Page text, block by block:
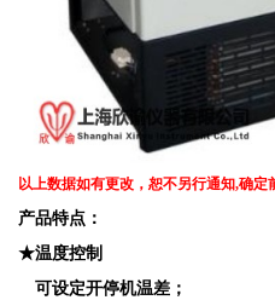
以上数据如有更改，恕不另行通知,确定
产品特点 ：
★温度控制
可设定开停机温差；